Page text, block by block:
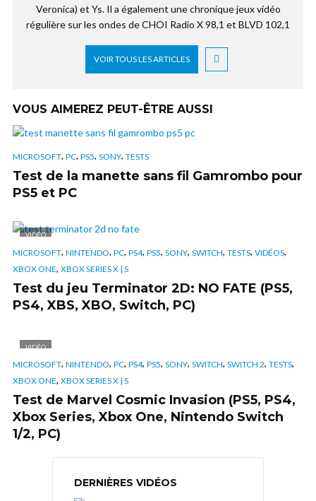
Veronica) et Ys. Il a également une chronique jeux vidéo
régulière sur les ondes de CHOI Radio X 98,1 et BLVD 102,1
VOIR TOUS LES ARTICLES
VOUS AIMEREZ PEUT-ÊTRE AUSSI
MICROSOFT, PC, PS5, SONY, TESTS
Test de la manette sans fil Gamrombo pour
PS5 et PC
VIDÉO
MICROSOFT, NINTENDO, PC, PS4, PS5, SONY, SWITCH, TESTS, VIDÉOS,
XBOX ONE, XBOX SERIES X | S
Test du jeu Terminator 2D: NO FATE (PS5,
PS4, XBS, XBO, Switch, PC)
VIDÉO
MICROSOFT, NINTENDO, PC, PS4, PS5, SONY, SWITCH, SWITCH 2, TESTS,
XBOX ONE, XBOX SERIES X | S
Test de Marvel Cosmic Invasion (PS5, PS4,
Xbox Series, Xbox One, Nintendo Switch
1/2, PC)
DERNIÈRES VIDÉOS